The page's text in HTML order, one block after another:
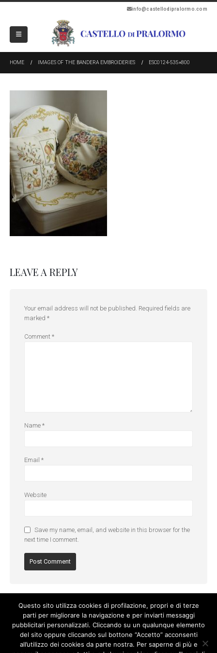
info@castellodipralormo.com
HOME IMAGES OF THE BANDERA EMBROIDERIES ESC0124-535×800
LEAVE A REPLY
Your email address will not be published. Required fields are
marked *
Comment *
Name *
Email *
Website
Save my name, email, and website in this browser for the
next time I comment.
Questo sito utilizza cookies di profilazione, propri e di terze
parti per migliorare la navigazione e per inviarti messaggi
pubblicitari personalizzati. Cliccando su un qualunque elemento
del sito oppure cliccando sul bottone “Accetto” acconsenti
all’utilizzo dei cookies da parte nostra. Per saperne di più e